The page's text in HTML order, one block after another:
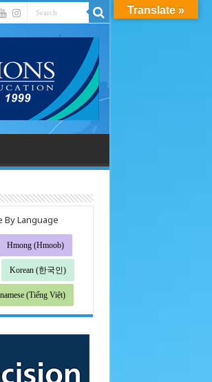
By Language
Hmong (Hmoob)
Korean (한국인)
(Tiếng Việt)
Translate »